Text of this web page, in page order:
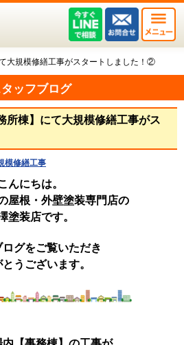
大規模修繕工事がスタートしました！②
ッフブログ
所棟】にて大規模修繕工事がス
模修繕工事
んにちは。
屋根・外壁塗装専門店の
塗装店です。
ログをご覧いただき
うございます。